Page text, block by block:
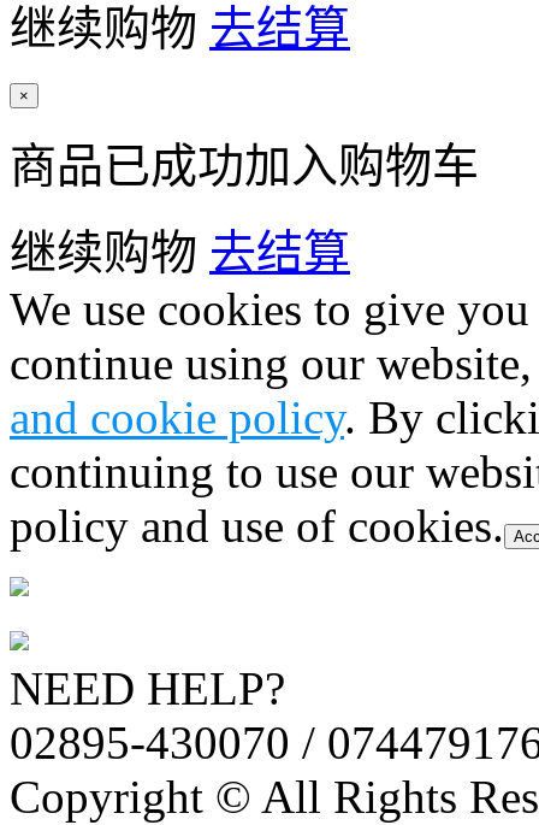
继续购物 去结算
×
商品已成功加入购物车
继续购物 去结算
We use cookies to give
continue using our
and cookie policy. By
continuing to use our
policy and use of cookies.
NEED HELP?
02895-430070 /
Copyright © All Rights